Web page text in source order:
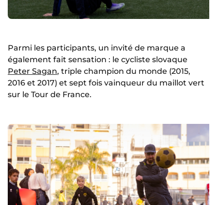
Parmi les participants, un invité de marque a
également fait sensation : le cycliste slovaque
Peter Sagan, triple champion du monde (2015,
2016 et 2017) et sept fois vainqueur du maillot vert
sur le Tour de France.